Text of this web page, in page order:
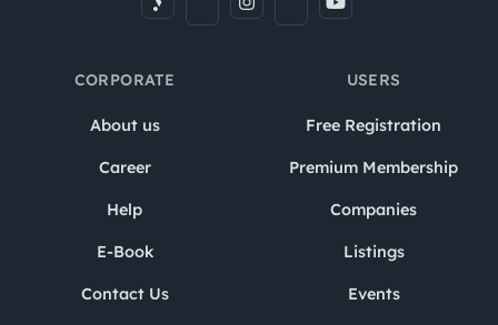
CORPORATE
About us
Career
Help
E-Book
Contact Us
USERS
Free Registration
Premium Membership
Companies
Listings
Events